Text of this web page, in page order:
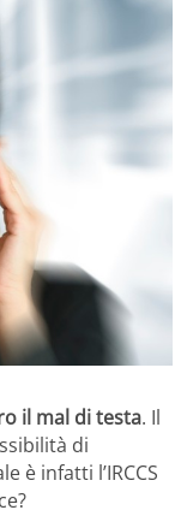
il mal di testa. Il
di
infatti l’IRCCS